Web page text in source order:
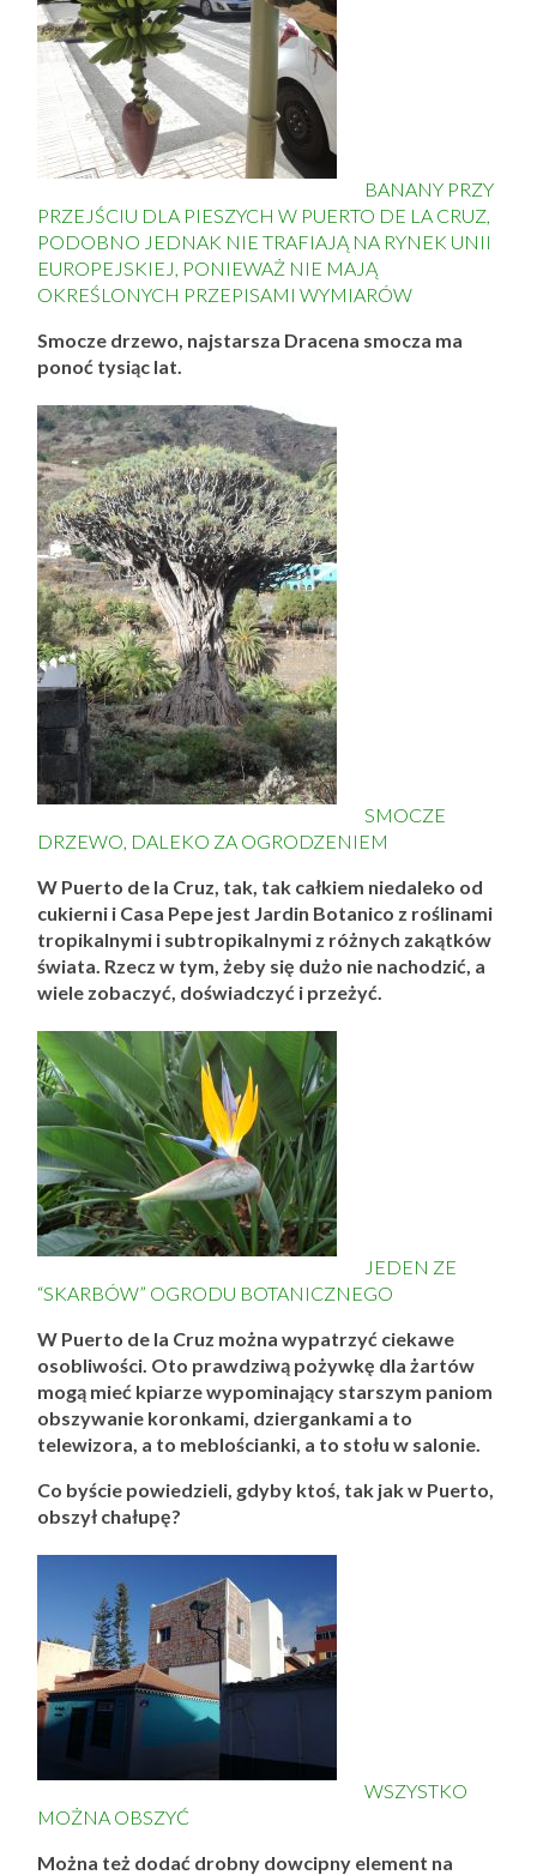
BANANY PRZY
PRZEJŚCIU DLA PIESZYCH W PUERTO DE LA CRUZ,
PODOBNO JEDNAK NIE TRAFIAJĄ NA RYNEK UNII
EUROPEJSKIEJ, PONIEWAŻ NIE MAJĄ
OKREŚLONYCH PRZEPISAMI WYMIARÓW
Smocze drzewo, najstarsza Dracena smocza ma
ponoć tysiąc lat.
SMOCZE
DRZEWO, DALEKO ZA OGRODZENIEM
W Puerto de la Cruz, tak, tak całkiem niedaleko od
cukierni i Casa Pepe jest Jardin Botanico z roślinami
tropikalnymi i subtropikalnymi z różnych zakątków
świata. Rzecz w tym, żeby się dużo nie nachodzić, a
wiele zobaczyć, doświadczyć i przeżyć.
JEDEN ZE
“SKARBÓW” OGRODU BOTANICZNEGO
W Puerto de la Cruz można wypatrzyć ciekawe
osobliwości. Oto prawdziwą pożywkę dla żartów
mogą mieć kpiarze wypominający starszym paniom
obszywanie koronkami, dziergankami a to
telewizora, a to meblościanki, a to stołu w salonie.
Co byście powiedzieli, gdyby ktoś, tak jak w Puerto,
obszył chałupę?
WSZYSTKO
MOŻNA OBSZYĆ
Można też dodać drobny dowcipny element na